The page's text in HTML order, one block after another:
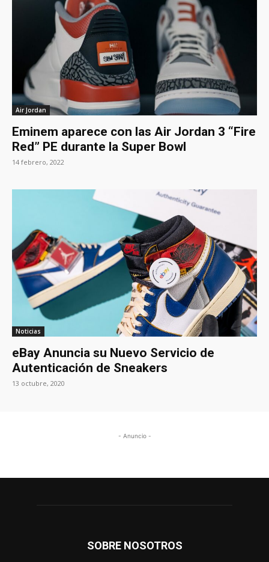
Air Jordan
Eminem aparece con las Air Jordan 3 “Fire
Red” PE durante la Super Bowl
14 febrero, 2022
Noticias
eBay Anuncia su Nuevo Servicio de
Autenticación de Sneakers
13 octubre, 2020
- Anuncio -
SOBRE NOSOTROS